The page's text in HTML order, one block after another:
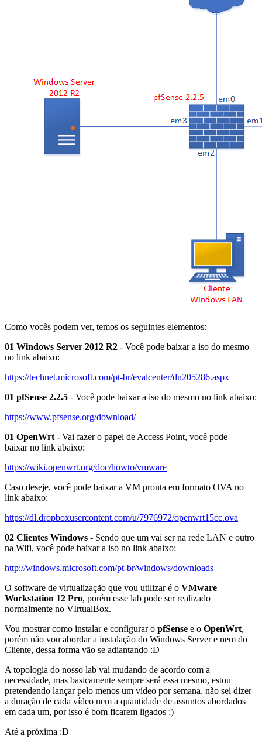
Como vocês podem ver, temos os seguintes elementos:
01 Windows Server 2012 R2 - Você pode baixar a iso do mesmo
no link abaixo:
https://technet.microsoft.com/pt-br/evalcenter/dn205286.aspx
01 pfSense 2.2.5 - Você pode baixar a iso do mesmo no link abaixo:
https://www.pfsense.org/download/
01 OpenWrt- Vai fazer o papel de Access Point, você pode
baixar no link abaixo:
https://wiki.openwrt.org/doc/howto/vmware
Caso deseje, você pode baixar a VM pronta em formato OVA no
link abaixo:
https://dl.dropboxusercontent.com/u/7976972/openwrt15cc.ova
02 Clientes Windows - Sendo que um vai ser na rede LAN e outro
na Wifi, você pode baixar a iso no link abaixo:
http://windows.microsoft.com/pt-br/windows/downloads
O software de virtualização que vou utilizar é o VMware
Workstation 12 Pro, porém esse lab pode ser realizado
normalmente no VIrtualBox.
Vou mostrar como instalar e configurar o pfSense e o OpenWrt,
porém não vou abordar a instalação do Windows Server e nem do
Cliente, dessa forma vão se adiantando :D
A topologia do nosso lab vai mudando de acordo com a
necessidade, mas basicamente sempre será essa mesmo, estou
pretendendo lançar pelo menos um vídeo por semana, não sei dizer
a duração de cada vídeo nem a quantidade de assuntos abordados
em cada um, por isso é bom ficarem ligados ;)
Até a próxima :D